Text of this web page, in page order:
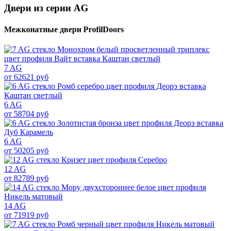
Двери из серии AG
Межконатные двери ProfilDoors
7 AG
от 62621 руб
6 AG
от 58704 руб
6 AG
от 50205 руб
12 AG
от 82789 руб
14 AG
от 71919 руб